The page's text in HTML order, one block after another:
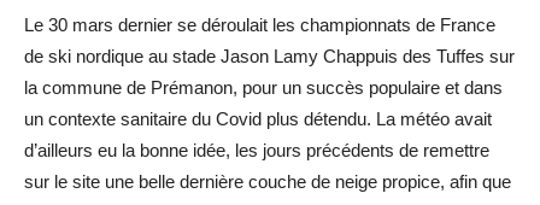
Le 30 mars dernier se déroulait les championnats de France
de ski nordique au stade Jason Lamy Chappuis des Tuffes sur
la commune de Prémanon, pour un succès populaire et dans
un contexte sanitaire du Covid plus détendu. La météo avait
d’ailleurs eu la bonne idée, les jours précédents de remettre
sur le site une belle dernière couche de neige propice, afin que